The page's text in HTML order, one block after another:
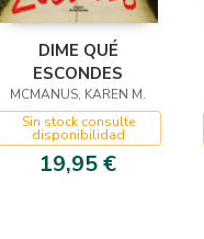
DIME QUÉ
ESCONDES
MCMANUS, KAREN M.
Sin stock consulte
disponibilidad
19,95 €